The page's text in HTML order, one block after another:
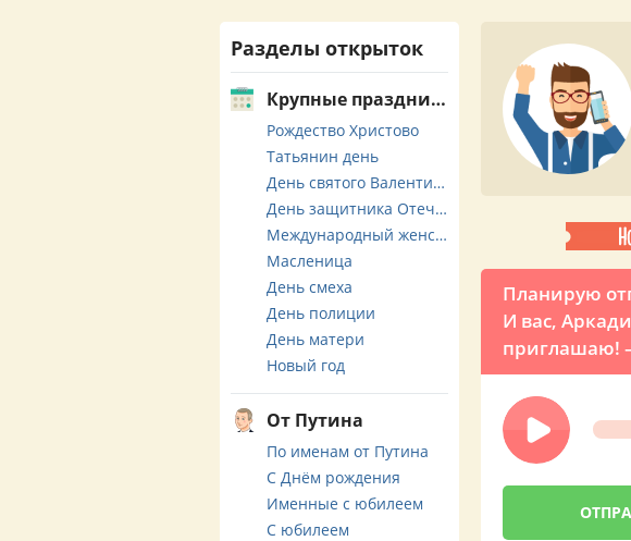
Планирую
И вас,
приглашаю!
летнее
Путина
Разделы открыток
Крупные праздники
Рождество Христово
Татьянин день
День святого Валентина
День защитника Отечества
Международный женский день
Масленица
День смеха
День полиции
День матери
Новый год
От Путина
По именам от Путина
С Днём рождения
Именные с юбилеем
С юбилеем